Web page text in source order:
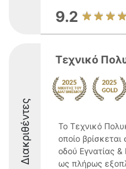
9.2
Διακριθέντες
Τεχνικό
Το Τεχνικό
οποίο βρίσκεται
οδού Εγνατίας &
ως πλήρως